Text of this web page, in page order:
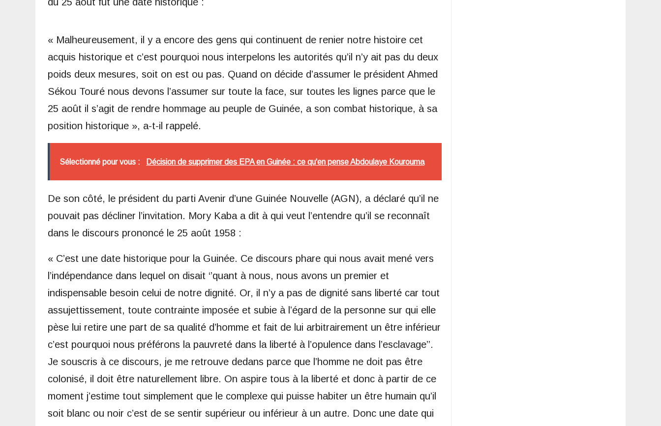
« Malheureusement, il y a encore des gens qui continuent de renier notre histoire cet
acquis historique et c’est pourquoi nous interpelons les autorités qu’il n’y ait pas du deux
poids deux mesures, soit on est ou pas. Quand on décide d’assumer le président Ahmed
Sékou Touré nous devons l’assumer sur toute la face, sur toutes les lignes parce que le
25 août il s’agit de rendre hommage au peuple de Guinée, a son combat historique, à sa
position historique », a-t-il rappelé.
Sélectionné pour vous : Décision de supprimer des EPA en Guinée : ce qu'en pense Abdoulaye Kourouma
De son côté, le président du parti Avenir d’une Guinée Nouvelle (AGN), a déclaré qu’il ne
pouvait pas décliner l’invitation. Mory Kaba a dit à qui veut l’entendre qu’il se reconnaît
dans le discours prononcé le 25 août 1958 :
« C’est une date historique pour la Guinée. Ce discours phare qui nous avait mené vers
l’indépendance dans lequel on disait ‘’quant à nous, nous avons un premier et
indispensable besoin celui de notre dignité. Or, il n’y a pas de dignité sans liberté car tout
assujettissement, toute contrainte imposée et subie à l’égard de la personne sur qui elle
pèse lui retire une part de sa qualité d’homme et fait de lui arbitrairement un être inférieur
c’est pourquoi nous préférons la pauvreté dans la liberté à l’opulence dans l’esclavage’’.
Je souscris à ce discours, je me retrouve dedans parce que l’homme ne doit pas être
colonisé, il doit être naturellement libre. On aspire tous à la liberté et donc à partir de ce
moment j’estime tout simplement que le complexe qui puisse habiter un être humain qu’il
soit blanc ou noir c’est de se sentir supérieur ou inférieur à un autre. Donc une date qui